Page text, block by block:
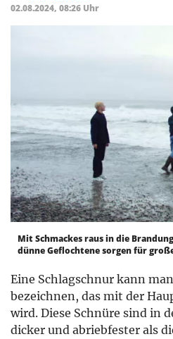
02.08.2024, 08:26 Uhr
Mit Schmackes raus in die
dünne Geflochtene sorgen für
Eine Schlagschnur kann
bezeichnen, das mit der
wird. Diese Schnüre sind in
dicker und abriebfester als